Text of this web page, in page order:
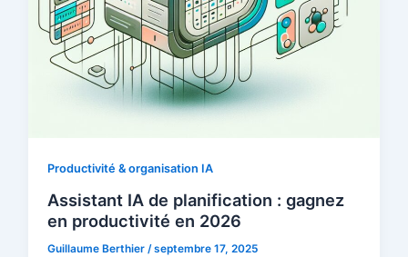
Productivité & organisation IA
Assistant IA de planification : gagnez
en productivité en 2026
Guillaume Berthier/septembre 17, 2025